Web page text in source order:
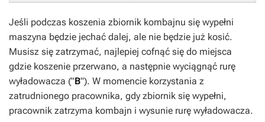
Jeśli podczas koszenia zbiornik kombajnu się wypełni
maszyna będzie jechać dalej, ale nie będzie już kosić.
Musisz się zatrzymać, najlepiej cofnąć się do miejsca
gdzie koszenie przerwano, a następnie wyciągnąć rurę
wyładowacza ("B"). W momencie korzystania z
zatrudnionego pracownika, gdy zbiornik się wypełni,
pracownik zatrzyma kombajn i wysunie rurę wyładowacza.